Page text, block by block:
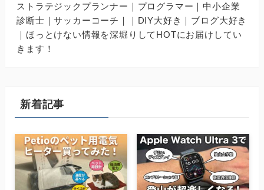
ストラテジックプランナー｜プログラマー｜中小企業
診断士｜サッカーコーチ｜｜DIY大好き｜ブログ大好き
｜ほっとけない情報を深堀りしてHOTにお届けしてい
きます！
新着記事